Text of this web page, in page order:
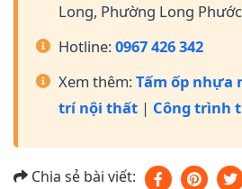
Long, Phường Long
Hotline:0967 426 342
Xem thêm:Tấm ốp nhựa
trí nội thất | Công trình
Chia sẻ bài viết: